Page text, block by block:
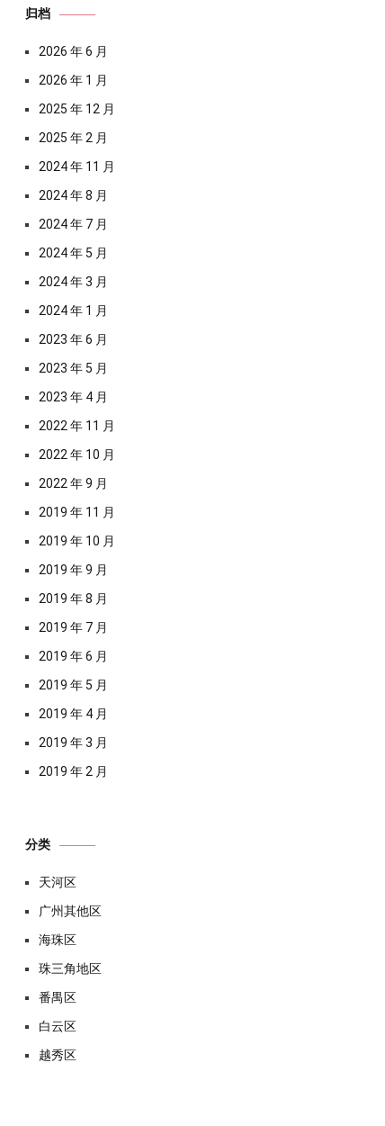
归档
2026 年 6 月
2026 年 1 月
2025 年 12 月
2025 年 2 月
2024 年 11 月
2024 年 8 月
2024 年 7 月
2024 年 5 月
2024 年 3 月
2024 年 1 月
2023 年 6 月
2023 年 5 月
2023 年 4 月
2022 年 11 月
2022 年 10 月
2022 年 9 月
2019 年 11 月
2019 年 10 月
2019 年 9 月
2019 年 8 月
2019 年 7 月
2019 年 6 月
2019 年 5 月
2019 年 4 月
2019 年 3 月
2019 年 2 月
分类
天河区
广州其他区
海珠区
珠三角地区
番禺区
白云区
越秀区